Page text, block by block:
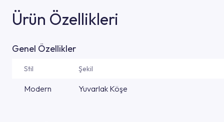
Ürün Özellikleri
Genel Özellikler
Stil Şekil
Modern Yuvarlak Köşe